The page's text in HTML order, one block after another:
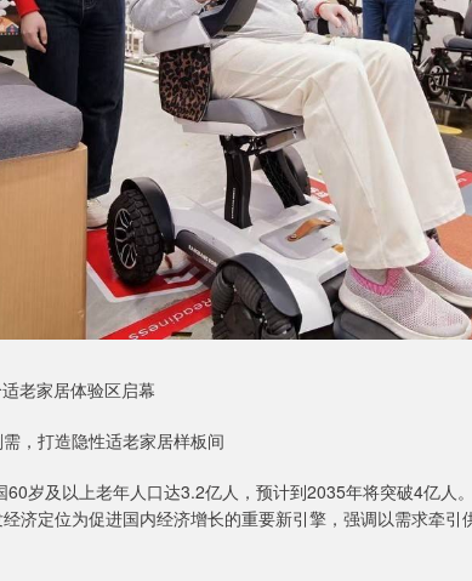
老家居体验区启幕
，打造隐性适老家居样板间
60岁及以上老年人口达3.2亿人，预计到2035年将突破4亿人
济定位为促进国内经济增长的重要新引擎，强调以需求牵